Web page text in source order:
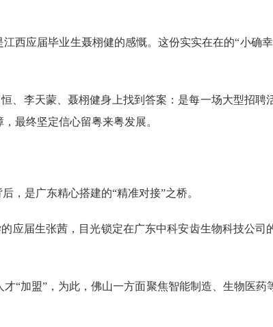
应届毕业生聂栩健的感慨。这份实实在在的“小确
李天蒙、聂栩健身上找到答案：是每一场大型招聘
，最终坚定信心留粤来粤发展。
是广东精心搭建的“精准对接”之桥。
届生张茜，目光锁定在广东中科安齿生物科技公司
加盟”，为此，佛山一方面聚焦智能制造、生物医药